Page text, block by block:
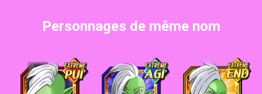
Personnages de même nom